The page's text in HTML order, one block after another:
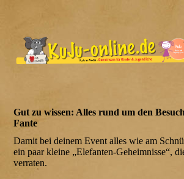
Gut zu wissen: Alles rund um den
Fante
Damit bei deinem Event alles wie am
ein paar kleine „Elefanten-Geheimnisse“,
verraten.